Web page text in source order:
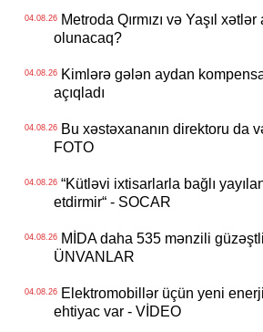
04.08.26Metroda Qırmızı və Yaşıl
olunacaq?
04.08.26Kimlərə gələn aydan
açıqladı
04.08.26Bu xəstəxananın direktoru da
FOTO
04.08.26“Kütləvi ixtisarlarla bağlı
etdirmir“ - SOCAR
04.08.26MİDA daha 535 mənzili güzəştli
ÜNVANLAR
04.08.26Elektromobillər üçün yeni
ehtiyac var - VİDEO